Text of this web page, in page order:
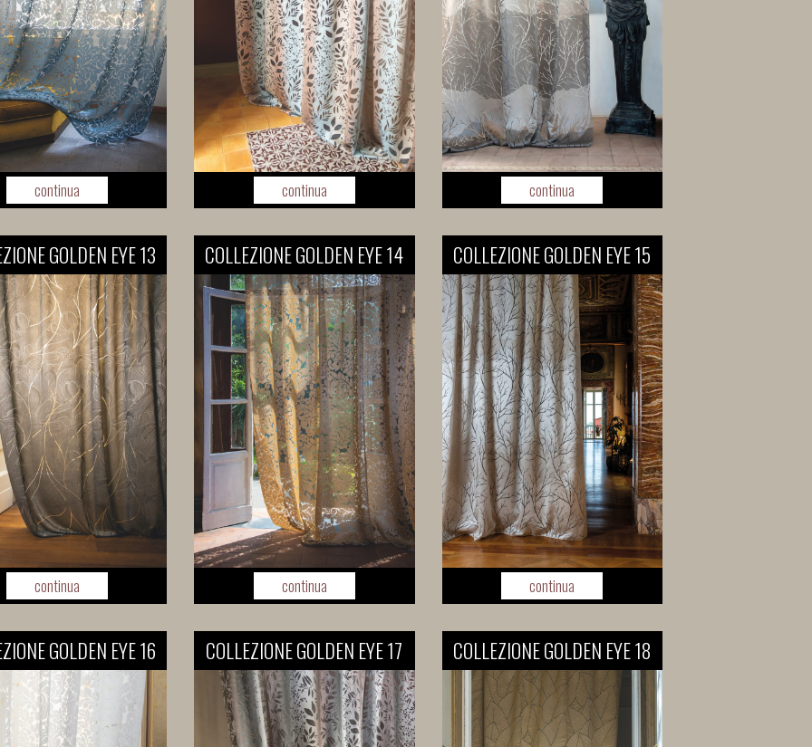
continua continua continua
GOLDEN EYE 13
continua
COLLEZIONE GOLDEN EYE 14
continua
COLLEZIONE GOLDEN EYE 15
continua
GOLDEN EYE 16 COLLEZIONE GOLDEN EYE 17 COLLEZIONE GOLDEN EYE 18